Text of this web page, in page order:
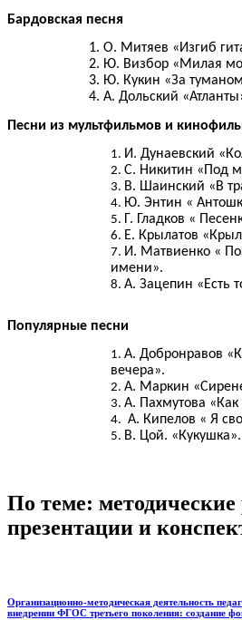
Бардовская песня
1. О. Митяев «Изгиб
2. Ю. Визбор «Милая
3. Ю. Кукин «За
4. А. Дольский
Песни из мультфильмов и
И. Дунаевский
С. Никитин «Под
В. Шаинский «В
Ю. Энтин «
Г. Гладков «
Е. Крылатов
И. Матвиенко «
имени».
А. Зацепин «Есть
Популярные песни
А. Добронравов
вечера».
А. Маркин
А. Пахмутова
А. Кипелов « Я
В. Цой. «Кукушка».
По теме: методические
презентации и
Организационно-методическая деятельность
внедрении ФГОС третьего поколения: создание